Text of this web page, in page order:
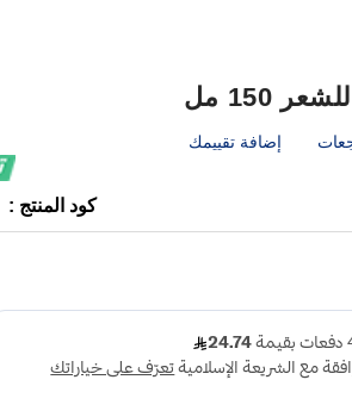
150 مل
إضافة تقييمك
كود المنتج :